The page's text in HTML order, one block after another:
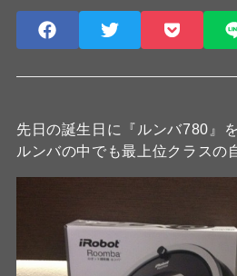
先日の誕生日に『ルンバ780』
ルンバの中でも最上位クラスの